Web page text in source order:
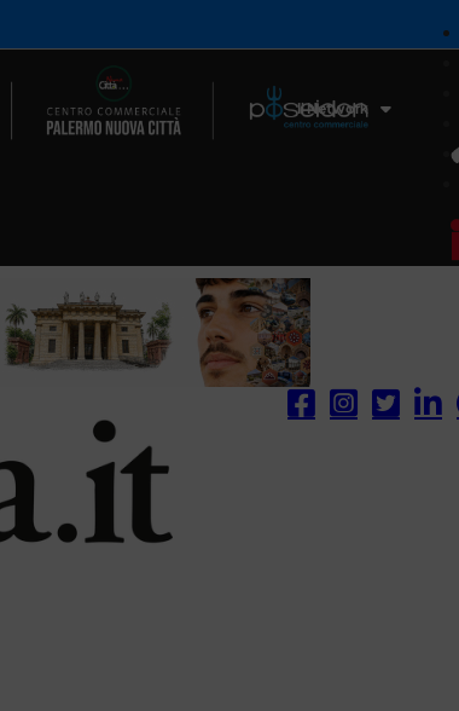
Il Network